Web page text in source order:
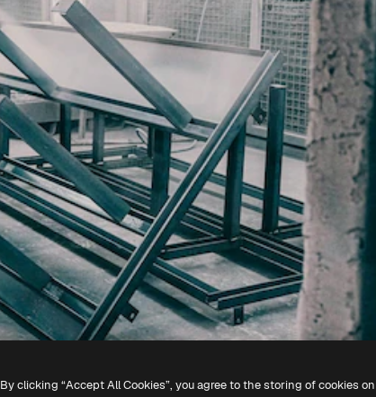
By clicking “Accept All Cookies”, you agree to the storing of cookies